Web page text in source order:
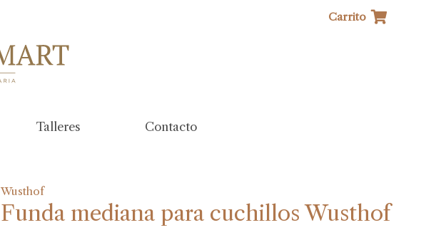
Carrito
Talleres Contacto
Wusthof
Funda mediana para cuchillos Wusthof